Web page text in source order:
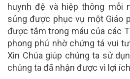
huynh đệ và hiệp thông mỗi
sủng được phục vụ một Giáo
được tắm trong máu của các
phong phú nhờ chứng tá vui
Xin Chúa giúp chúng ta sử
chúng ta đã nhận được vì lợi